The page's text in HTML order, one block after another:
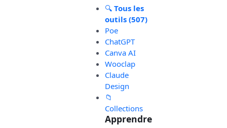
🔍 Tous les
outils (507)
Poe
ChatGPT
Canva AI
Wooclap
Claude
Design
📁
Collections
Apprendre